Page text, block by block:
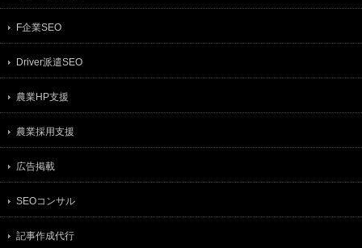
F企業SEO
Driver派遣SEO
農業HP支援
農業採用支援
広告掲載
SEOコンサル
記事作成代行